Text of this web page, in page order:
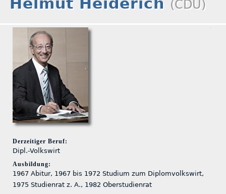
(CDU)
Derzeitiger Beruf:
Dipl.-Volkswirt
Ausbildung:
1967 Abitur, 1967 bis 1972 Studium zum Diplomvolkswirt,
1975 Studienrat z. A., 1982 Oberstudienrat